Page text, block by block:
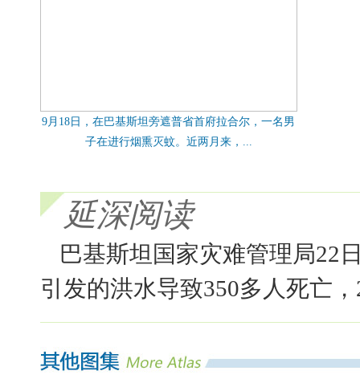
9月18日，在巴基斯坦旁遮普省首府拉合尔，一名男
子在进行烟熏灭蚊。近两月来，...
延深阅读
巴基斯坦国家灾难管理局22
引发的洪水导致350多人死亡